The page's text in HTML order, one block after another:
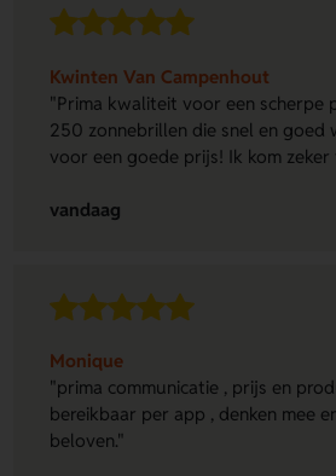
Kwinten Van Campenhout
"Prima kwaliteit voor een scherpe
250 zonnebrillen die snel en goed
voor een goede prijs! Ik kom
vandaag
Monique
"prima communicatie , prijs en
bereikbaar per app , denken mee
beloven."